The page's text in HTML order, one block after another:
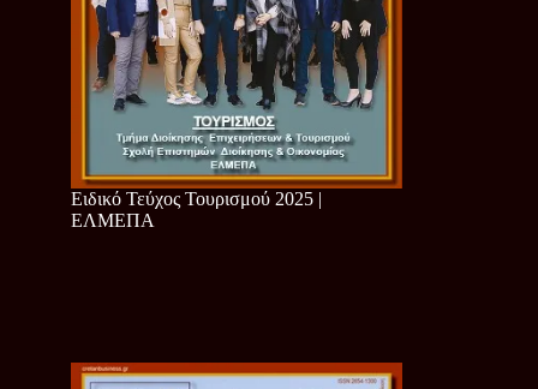
Ειδικό Τεύχος Τουρισμού 2025 |
ΕΛΜΕΠΑ